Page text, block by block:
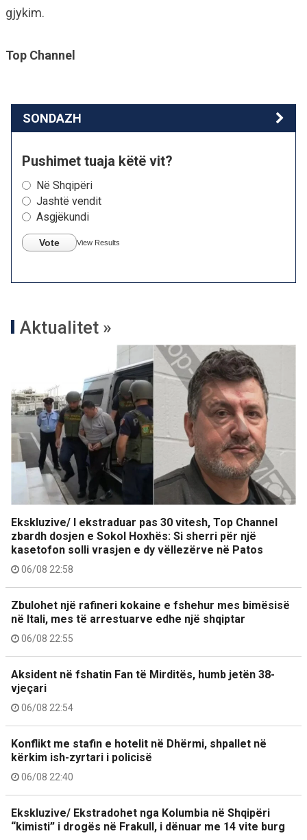
gjykim.
Top Channel
SONDAZH
Pushimet tuaja këtë vit?
Në Shqipëri
Jashtë vendit
Asgjëkundi
Vote View Results
Aktualitet »
Ekskluzive/ I ekstraduar pas 30 vitesh, Top Channel
zbardh dosjen e Sokol Hoxhës: Si sherri për një
kasetofon solli vrasjen e dy vëllezërve në Patos
06/08 22:58
Zbulohet një rafineri kokaine e fshehur mes bimësisë
në Itali, mes të arrestuarve edhe një shqiptar
06/08 22:55
Aksident në fshatin Fan të Mirditës, humb jetën 38-
vjeçari
06/08 22:54
Konflikt me stafin e hotelit në Dhërmi, shpallet në
kërkim ish-zyrtari i policisë
06/08 22:40
Ekskluzive/ Ekstradohet nga Kolumbia në Shqipëri
“kimisti” i drogës në Frakull, i dënuar me 14 vite burg